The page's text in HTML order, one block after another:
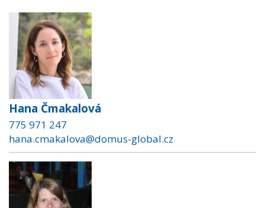
Hana Čmakalová
775 971 247
hana.cmakalova@domus-global.cz